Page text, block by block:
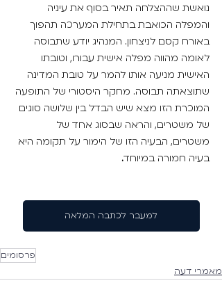
נואשת שההצלחה תאיר בסוף את עיניה
והמפלה הכואבת בתחילת המערכה תהפוך
באורח קסם לניצחון. המנהיג יודע שתבוסה
לאומה מהווה מפלה אישית עבורו, וטובתו
האישית מניעה אותו להמר על טובת המדינה
שתוצאתה תבוסה. מחקר היסטורי של התופעה
המוכרת הזו מצא שיש הבדל בין שלושה סוגים
של משטרים, והראה שבסוג אחד של
משטרים, הבעיה הזו של הימור על תקומה היא
בעיה חמורה במיוחד.
למעבר לכתבה המלאה
פרסומים
מאמרי דעה